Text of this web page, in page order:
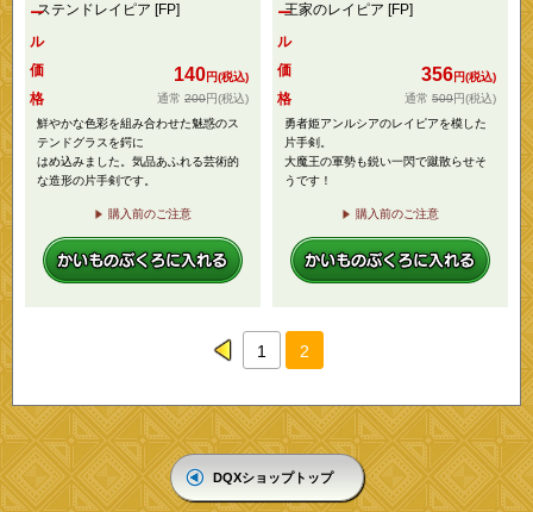
ステンドレイピア [FP]
ー
ル
価
格
140円(税込)
200円(税込)
鮮やかな色彩を組み合わせた魅惑のス
テンドグラスを鍔に
はめ込みました。気品あふれる芸術的
な造形の片手剣です。
購入前のご注意
王家のレイピア [FP]
ー
ル
価
格
356円(税込)
509円(税込)
勇者姫アンルシアのレイピアを模した
片手剣。
大魔王の軍勢も鋭い一閃で蹴散らせそ
うです！
購入前のご注意
prev
1 2
DQXショップトップ